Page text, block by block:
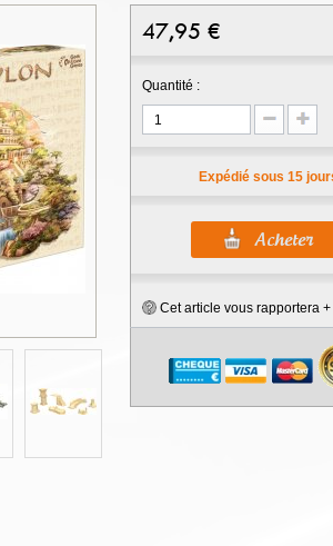
47,95 €
Quantité :
Expédié sous 15
Cet article vous rapportera +